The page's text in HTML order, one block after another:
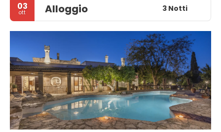
03
ott Alloggio 3 Notti